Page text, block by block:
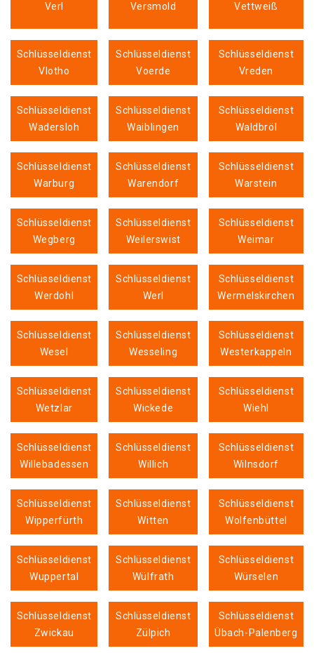
Verl
Versmold
Vettweiß
Schlüsseldienst
Vlotho
Schlüsseldienst
Voerde
Schlüsseldienst
Vreden
Schlüsseldienst
Wadersloh
Schlüsseldienst
Waiblingen
Schlüsseldienst
Waldbröl
Schlüsseldienst
Warburg
Schlüsseldienst
Warendorf
Schlüsseldienst
Warstein
Schlüsseldienst
Wegberg
Schlüsseldienst
Weilerswist
Schlüsseldienst
Weimar
Schlüsseldienst
Werdohl
Schlüsseldienst
Werl
Schlüsseldienst
Wermelskirchen
Schlüsseldienst
Wesel
Schlüsseldienst
Wesseling
Schlüsseldienst
Westerkappeln
Schlüsseldienst
Wetzlar
Schlüsseldienst
Wickede
Schlüsseldienst
Wiehl
Schlüsseldienst
Willebadessen
Schlüsseldienst
Willich
Schlüsseldienst
Wilnsdorf
Schlüsseldienst
Wipperfürth
Schlüsseldienst
Witten
Schlüsseldienst
Wolfenbüttel
Schlüsseldienst
Wuppertal
Schlüsseldienst
Wülfrath
Schlüsseldienst
Würselen
Schlüsseldienst
Zwickau
Schlüsseldienst
Zülpich
Schlüsseldienst
Übach-Palenberg